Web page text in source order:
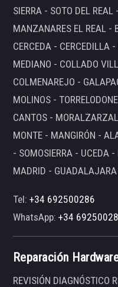
SIERRA - SOTO DEL
MANZANARES EL REAL -
CERCEDA - CERCEDILLA
MEDIANO - COLLADO
COLMENAREJO -
MOLINOS -
CANTOS -
MONTE - MANGIRÓN -
- SOMOSIERRA - UCEDA
MADRID - GUADALAJARA
Tel:+34 692500286
WhatsApp:+34
Reparación
REVISIÓN DIAGNÓSTICO